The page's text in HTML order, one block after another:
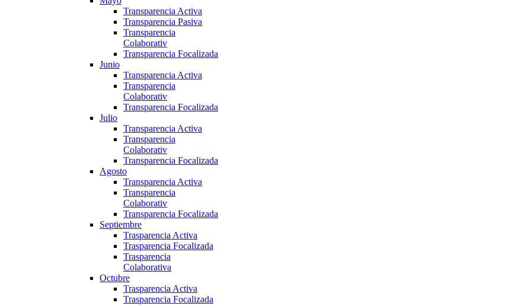
Transparencia Activa
Transparencia Pasiva
Transparencia
Colaborativ
Transparencia Focalizada
Junio
Transparencia Activa
Transparencia
Colaborativ
Transparencia Focalizada
Julio
Transparencia Activa
Transparencia
Colaborativ
Transparencia Focalizada
Agosto
Transparencia Activa
Transparencia
Colaborativ
Transparencia Focalizada
Septiembre
Trasparencia Activa
Trasparencia Focalizada
Trasparencia
Colaborativa
Octubre
Trasparencia Activa
Trasparencia Focalizada